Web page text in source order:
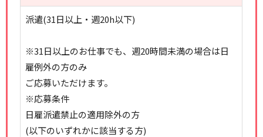
派遣(31日以上・週20h以下)
※31日以上のお仕事でも、週20時間未満の場合は日
雇例外の方のみ
ご応募いただけます。
※応募条件
日雇派遣禁止の適用除外の方
(以下のいずれかに該当する方)